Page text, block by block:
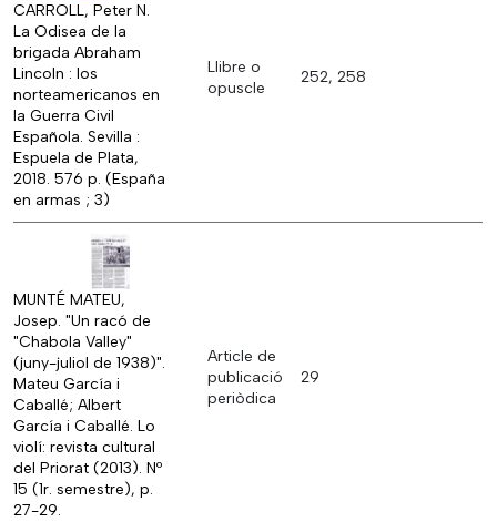
CARROLL, Peter N.
La Odisea de la
brigada Abraham
Lincoln : los
norteamericanos en
la Guerra Civil
Española. Sevilla :
Espuela de Plata,
2018. 576 p. (España
en armas ; 3)
Llibre o
opuscle
252, 258
MUNTÉ MATEU,
Josep. "Un racó de
"Chabola Valley"
(juny-juliol de 1938)".
Mateu García i
Caballé; Albert
García i Caballé. Lo
violí: revista cultural
del Priorat (2013). Nº
15 (1r. semestre), p.
27-29.
Article de
publicació
periòdica
29